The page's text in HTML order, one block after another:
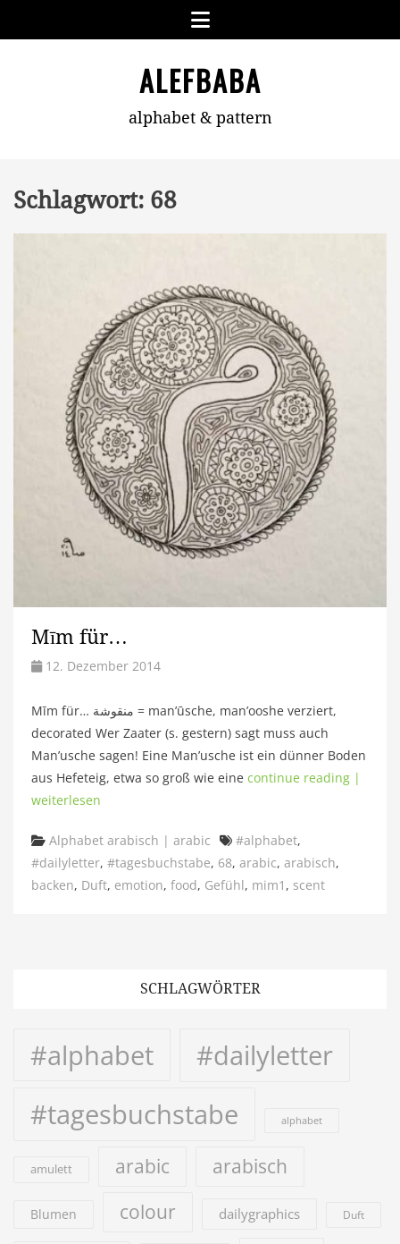
Menu
ALEFBABA
alphabet & pattern
Schlagwort: 68
Mīm für…
12. Dezember 2014
Mīm für… منقوشة = man’ūsche, man’ooshe verziert,
decorated Wer Zaater (s. gestern) sagt muss auch
Man’usche sagen! Eine Man’usche ist ein dünner Boden
aus Hefeteig, etwa so groß wie eine continue reading |
weiterlesen
Categories
Alphabet arabisch | arabic Tags
#alphabet,
#dailyletter, #tagesbuchstabe, 68, arabic, arabisch,
backen, Duft, emotion, food, Gefühl, mim1 , scent
SCHLAGWÖRTER
#alphabet
#dailyletter
#tagesbuchstabe
alphabet
amulett arabic arabisch
Blumen colour dailygraphics Duft